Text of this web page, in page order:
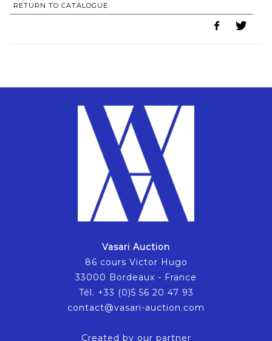
RETURN TO CATALOGUE
Vasari Auction
86 cours Victor Hugo
33000 Bordeaux - France
Tél. +33 (0)5 56 20 47 93
contact@vasari-auction.com
Created by our partner